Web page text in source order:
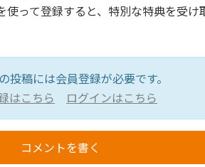
って登録すると、特別な特典を受
投稿には会員登録が必要です。
はこちら
ログインはこちら
コメントを書く